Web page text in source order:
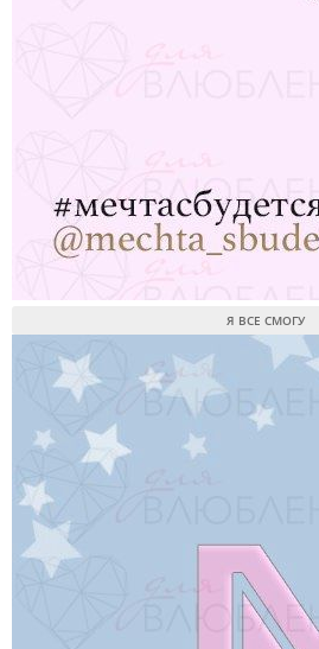
Я ВСЕ СМОГУ